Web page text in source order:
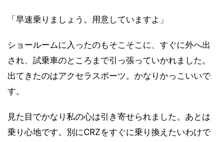
「早速乗りましょう。用意していますよ」
ショールームに入ったのもそこそこに、すぐに外へ出
され、試乗車のところまで引っ張っていかれました。
出てきたのはアクセラスポーツ。かなりかっこいいで
す。
見た目でかなり私の心は引き寄せられました。あとは
乗り心地です。別にCRZをすぐに乗り換えたいわけで